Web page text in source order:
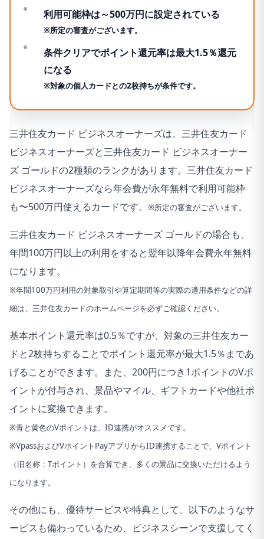
利用可能枠は～500万円に設定されている
※所定の審査がございます。
条件クリアでポイント還元率は最大1.5％還元
になる
※対象の個人カードとの2枚持ちが条件です。
三井住友カード ビジネスオーナーズは、三井住友カード
ビジネスオーナーズと三井住友カード ビジネスオーナー
ズ ゴールドの2種類のランクがあります。三井住友カード
ビジネスオーナーズなら年会費が永年無料で利用可能枠
も〜500万円使えるカードです。
※所定の審査がございます。
三井住友カード ビジネスオーナーズ ゴールドの場合も、
年間100万円以上の利用をすると翌年以降年会費永年無料
になります。
※年間100万円利用の対象取引や算定期間等の実際の適用条件などの詳
細は、三井住友カードのホームページを必ずご確認ください。
基本ポイント還元率は0.5％ですが、対象の三井住友カー
ドと2枚持ちすることでポイント還元率が最大1.5％まであ
げることができます。また、200円につき1ポイントのVポ
イントが付与され、景品やマイル、ギフトカードや他社ポ
イントに変換できます。
※青と黄色のVポイントは、ID連携がオススメです。
※VpassおよびVポイントPayアプリからID連携することで、Vポイント
（旧名称：Tポイント）を合算でき、多くの景品に交換いただけるよう
になります。
その他にも、優待サービスや特典として、以下のようなサ
ービスも備わっているため、ビジネスシーンで支援してく